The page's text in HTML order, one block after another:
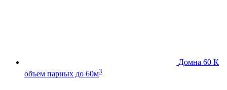
Домна 60 К
объем парных до 60м3